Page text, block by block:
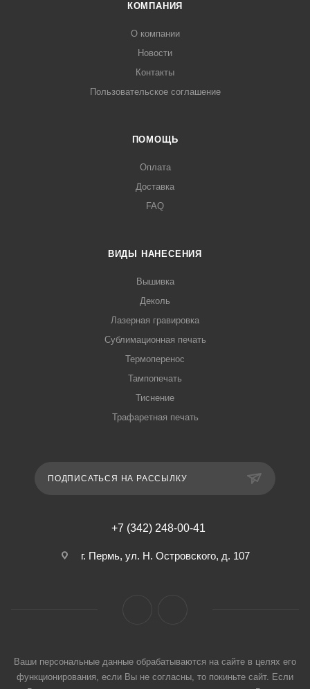
КОМПАНИЯ
О компании
Новости
Контакты
Пользовательское соглашение
ПОМОЩЬ
Оплата
Доставка
FAQ
ВИДЫ НАНЕСЕНИЯ
Вышивка
Деколь
Лазерная гравировка
Сублимационная печать
Термоперенос
Тампопечать
Тиснение
Трафаретная печать
ПОДПИСАТЬСЯ НА РАССЫЛКУ
+7 (342) 248-00-41
г. Пермь, ул. Н. Островского, д. 107
Ваши персональные данные обрабатываются на сайте в целях его
функционирования, если Вы не согласны, то покиньте сайт. Если